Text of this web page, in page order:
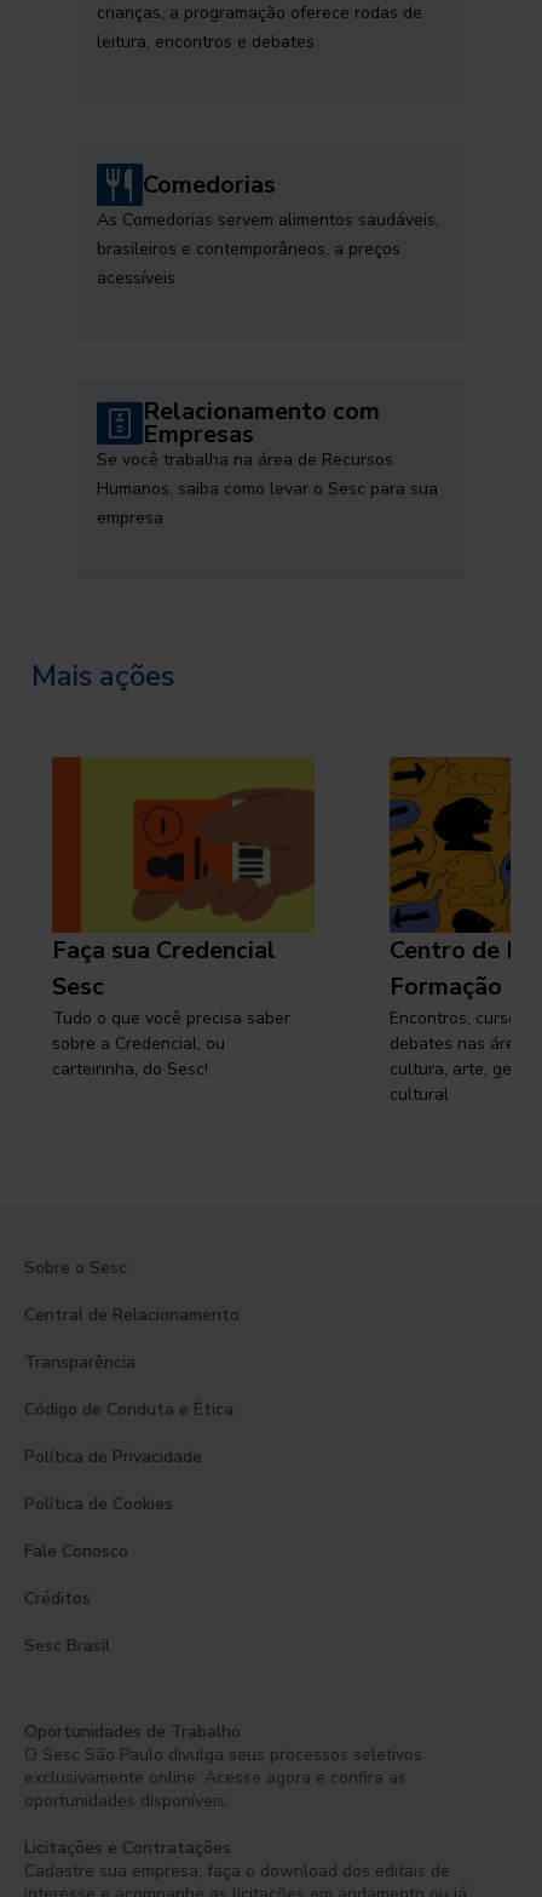
crianças, a programação oferece rodas de
leitura, encontros e debates
Comedorias
As Comedorias servem alimentos saudáveis,
brasileiros e contemporâneos, a preços
acessíveis
Relacionamento com
Empresas
Se você trabalha na área de Recursos
Humanos, saiba como levar o Sesc para sua
empresa
Mais ações
Faça sua Credencial
Sesc
Tudo o que você precisa saber
sobre a Credencial, ou
carteirinha, do Sesc!
Centro de
Formação
Encontros, cursos,
debates nas áreas
cultura, arte,
cultural
Sobre o Sesc
Central de Relacionamento
Transparência
Código de Conduta e Ética
Política de Privacidade
Política de Cookies
Fale Conosco
Créditos
Sesc Brasil
Oportunidades de Trabalho
O Sesc São Paulo divulga seus processos seletivos
exclusivamente online. Acesse agora e confira as
oportunidades disponíveis.
Licitações e Contratações
Cadastre sua empresa, faça o download dos editais de